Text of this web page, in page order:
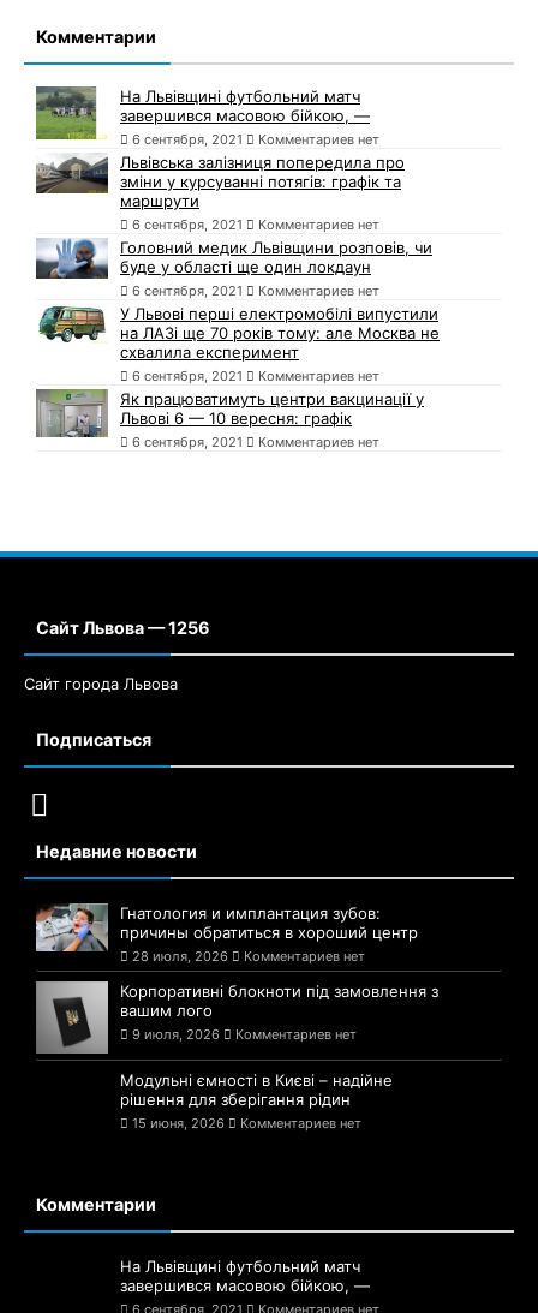
Комментарии
На Львівщині футбольний матч
завершився масовою бійкою, —
6 сентября, 2021 Комментариев нет
Львівська залізниця попередила про
зміни у курсуванні потягів: графік та
маршрути
6 сентября, 2021 Комментариев нет
Головний медик Львівщини розповів, чи
буде у області ще один локдаун
6 сентября, 2021 Комментариев нет
У Львові перші електромобілі випустили
на ЛАЗі ще 70 років тому: але Москва не
схвалила експеримент
6 сентября, 2021 Комментариев нет
Як працюватимуть центри вакцинації у
Львові 6 — 10 вересня: графік
6 сентября, 2021 Комментариев нет
Сайт Львова — 1256
Сайт города Львова
Подписаться
Недавние новости
Гнатология и имплантация зубов:
причины обратиться в хороший центр
28 июля, 2026 Комментариев нет
Корпоративні блокноти під замовлення з
вашим лого
9 июля, 2026 Комментариев нет
Модульні ємності в Києві – надійне
рішення для зберігання рідин
15 июня, 2026 Комментариев нет
Комментарии
На Львівщині футбольний матч
завершився масовою бійкою, —
6 сентября, 2021 Комментариев нет